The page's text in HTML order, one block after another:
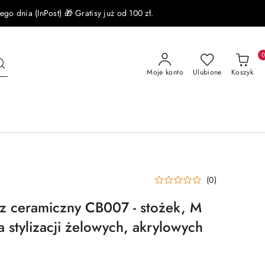
dnia (InPost) 🎁 Gratisy już od 100 zł.
Moje konto Ulubione Koszyk
0
(0)
ceramiczny CB007 - stożek, M
stylizacji żelowych, akrylowych